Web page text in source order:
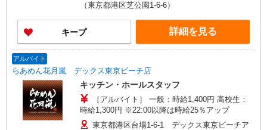
（東京都港区芝公園1-6-6）
キープ 詳細を見る
アルバイト
らあめん花月嵐 デックス東京ビーチ店
キッチン・ホールスタッフ
［アルバイト］ 一般：時給1,400円 高校生：
時給1,300円 ※22:00以降は時給25％アップ
東京都港区台場1-6-1 デックス東京ビーチア